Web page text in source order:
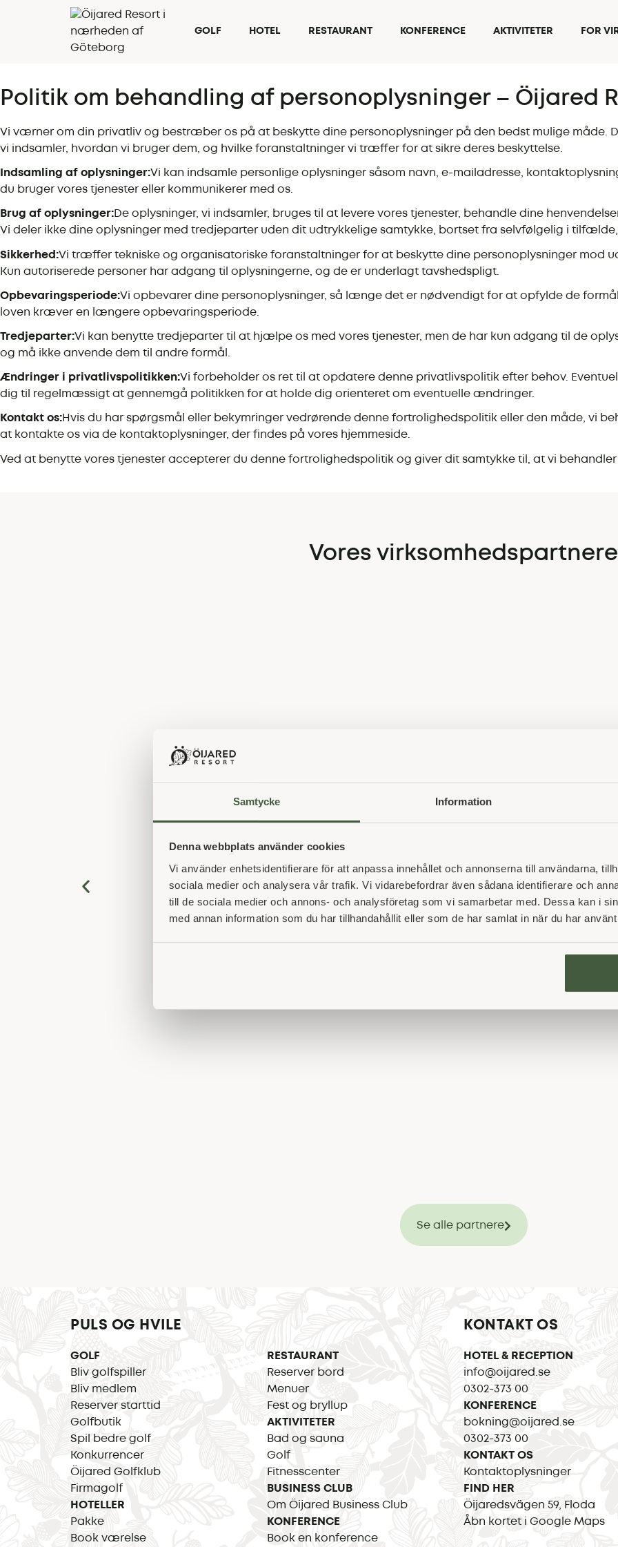
Samtycke Information
Denna webbplats använder cookies
Vi använder enhetsidentifierare för att anpassa innehållet och annonserna till användarna,
sociala medier och analysera vår trafik. Vi vidarebefordrar även sådana identifierare och
till de sociala medier och annons- och analysföretag som vi samarbetar med. Dessa kan i
med annan information som du har tillhandahållit eller som de har samlat in när du har
GOLF HOTEL RESTAURANT KONFERENCE AKTIVITETER FOR
Politik om behandling af personoplysninger – Öijared
Vi værner om din privatliv og bestræber os på at beskytte dine personoplysninger på den bedst mulige måde.
vi indsamler, hvordan vi bruger dem, og hvilke foranstaltninger vi træffer for at sikre deres beskyttelse.
Indsamling af oplysninger:Vi kan indsamle personlige oplysninger såsom navn, e-mailadresse,
du bruger vores tjenester eller kommunikerer med os.
Brug af oplysninger: De oplysninger, vi indsamler, bruges til at levere vores tjenester, behandle dine
Vi deler ikke dine oplysninger med tredjeparter uden dit udtrykkelige samtykke, bortset fra selvfølgelig i
Sikkerhed:Vi træffer tekniske og organisatoriske foranstaltninger for at beskytte dine personoplysninger mod
Kun autoriserede personer har adgang til oplysningerne, og de er underlagt tavshedspligt.
Opbevaringsperiode:Vi opbevarer dine personoplysninger, så længe det er nødvendigt for at opfylde de
loven kræver en længere opbevaringsperiode.
Tredjeparter:Vi kan benytte tredjeparter til at hjælpe os med vores tjenester, men de har kun adgang til de
og må ikke anvende dem til andre formål.
Ændringer i privatlivspolitikken:Vi forbeholder os ret til at opdatere denne privatlivspolitik efter behov.
dig til regelmæssigt at gennemgå politikken for at holde dig orienteret om eventuelle ændringer.
Kontakt os: Hvis du har spørgsmål eller bekymringer vedrørende denne fortrolighedspolitik eller den måde, vi
at kontakte os via de kontaktoplysninger, der findes på vores hjemmeside.
Ved at benytte vores tjenester accepterer du denne fortrolighedspolitik og giver dit samtykke til, at vi
Vores virksomhedspartnere
Se alle partnere
PULS OG HVILE
GOLF
Bliv golfspiller
Bliv medlem
Reserver starttid
Golfbutik
Spil bedre golf
Konkurrencer
Öijared Golfklub
Firmagolf
HOTELLER
Pakke
Book værelse
RESTAURANT
Reserver bord
Menuer
Fest og bryllup
AKTIVITETER
Bad og sauna
Golf
Fitnesscenter
BUSINESS CLUB
Om Öijared Business Club
KONFERENCE
Book en konference
KONTAKT OS
HOTEL & RECEPTION
info@oijared.se
0302-373 00
KONFERENCE
bokning@oijared.se
0302-373 00
KONTAKT OS
Kontaktoplysninger
FIND HER
Öijaredsvägen 59, Floda
Åbn kortet i Google Maps